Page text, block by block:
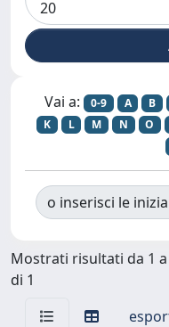
Vai a: 0-9 A B
K
L M N O
o inserisci le
Mostrati risultati da 1 a
di 1